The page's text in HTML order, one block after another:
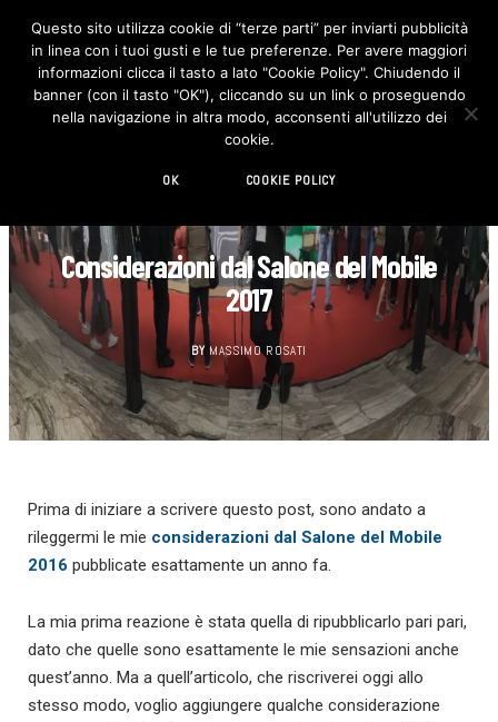
F
c
e
b
o
I
n
s
t
Considerazioni dal Salone del Mobile
2017
BY MASSIMO ROSATI
Prima di iniziare a scrivere questo post, sono andato a
rileggermi le mie considerazioni dal Salone del Mobile
2016 pubblicate esattamente un anno fa.
La mia prima reazione è stata quella di ripubblicarlo pari pari,
dato che quelle sono esattamente le mie sensazioni anche
quest’anno. Ma a quell’articolo, che riscriverei oggi allo
stesso modo, voglio aggiungere qualche considerazione
Questo sito utilizza cookie di “terze parti” per inviarti pubblicità
in linea con i tuoi gusti e le tue preferenze. Per avere maggiori
informazioni clicca il tasto a lato "Cookie Policy". Chiudendo il
banner (con il tasto "OK"), cliccando su un link o proseguendo
nella navigazione in altra modo, acconsenti all'utilizzo dei
cookie.
OK COOKIE POLICY